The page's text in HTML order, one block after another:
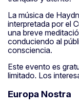
La música de
interpretada por el
una breve
conduciendo al
consciencia.
Este evento es
limitado. Los
Europa Nostra